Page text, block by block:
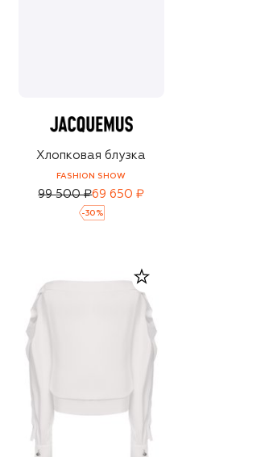
Хлопковая блузка
FASHION SHOW
99 500 ₽69 650 ₽
-30 %